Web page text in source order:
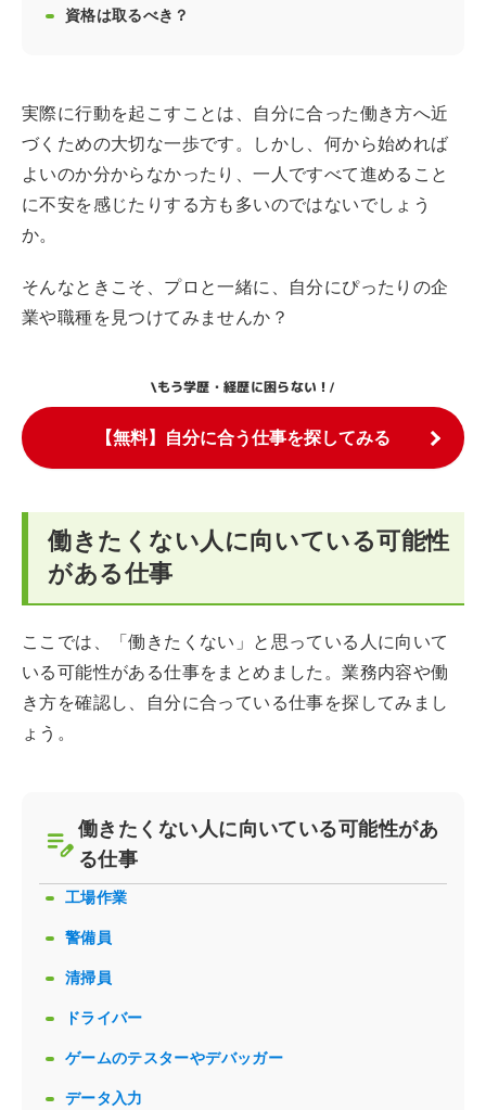
資格は取るべき？
実際に行動を起こすことは、自分に合った働き方へ近
づくための大切な一歩です。しかし、何から始めれば
よいのか分からなかったり、一人ですべて進めること
に不安を感じたりする方も多いのではないでしょう
か。
そんなときこそ、プロと一緒に、自分にぴったりの企
業や職種を見つけてみませんか？
\もう学歴・経歴に困らない！/
【無料】自分に合う仕事を探してみる
働きたくない人に向いている可能性
がある仕事
ここでは、「働きたくない」と思っている人に向いて
いる可能性がある仕事をまとめました。業務内容や働
き方を確認し、自分に合っている仕事を探してみまし
ょう。
働きたくない人に向いている可能性があ
る仕事
工場作業
警備員
清掃員
ドライバー
ゲームのテスターやデバッガー
データ入力